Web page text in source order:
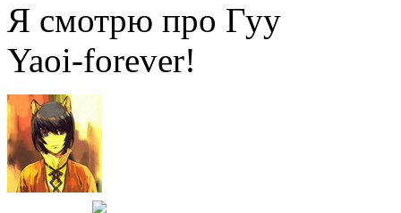
Я смотрю про Гуу
Yaoi-forever!